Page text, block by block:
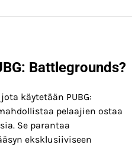
Battlegrounds?
käytetään PUBG:
pelaajien ostaa
Se parantaa
eksklusiiviseen